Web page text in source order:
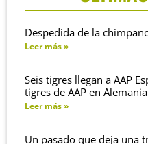
Despedida de la
Leer más »
Seis tigres llegan a AAP
tigres de AAP en Alemania
Leer más »
Un pasado que deja una